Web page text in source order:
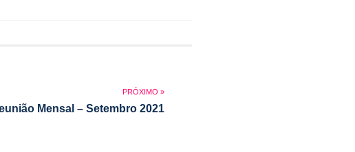
Mensal – Setembro 2021